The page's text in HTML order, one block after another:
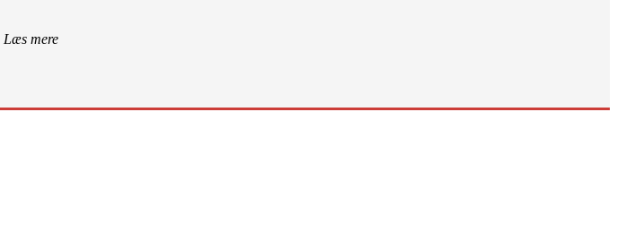
Læs mere